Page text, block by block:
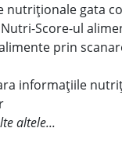
nutriționale gata
Score-ul
prin
informațiile
altele...